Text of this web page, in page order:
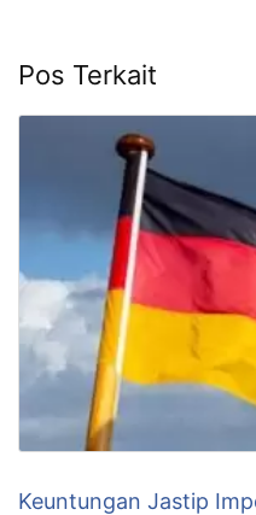
Pos Terkait
Keuntungan Jastip